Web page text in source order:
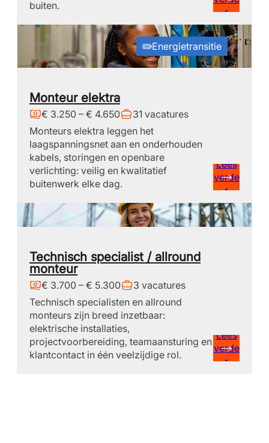
buiten.
r
Energietransitie
Monteur elektra
€ 3.250 – € 4.650
31 vacatures
Monteurs elektra leggen het
laagspanningsnet aan en onderhouden
kabels, storingen en openbare
verlichting: veilig en kwalitatief
buitenwerk elke dag.
Lees
verde
r
Technisch specialist / allround
monteur
€ 3.700 – € 5.300
3 vacatures
Technisch specialisten en allround
monteurs zijn breed inzetbaar:
elektrische installaties,
projectvoorbereiding, teamaansturing en
klantcontact in één veelzijdige rol.
Lees
verde
r